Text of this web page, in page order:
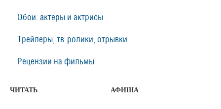
Обои: актеры и актрисы
Трейлеры, тв-ролики, отрывки...
Рецензии на фильмы
ЧИТАТЬ АФИША